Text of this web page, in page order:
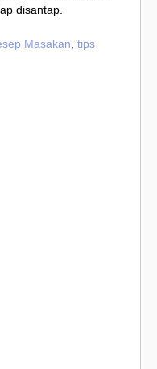
disantap.
Masakan tips